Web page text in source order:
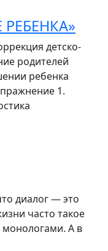
детско-
родителей
ребенка
1.
диалог — это
часто такое
А в